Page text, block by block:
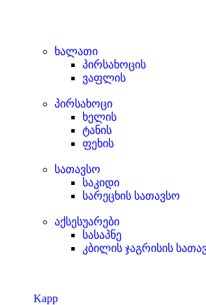
ხალათი
პირსახოცის
ვაფლის
პირსახოცი
ხელის
ტანის
ფეხის
სათავსო
საკიდი
სარეცხის სათავსო
აქსესუარები
სასაპნე
კბილის ჯაგრისის
Kapp